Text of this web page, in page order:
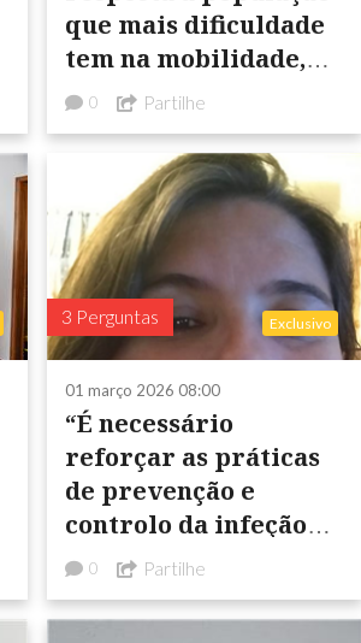
que mais dificuldade
tem na mobilidade,
nomeadamente, os
mais idosos que
residem em locais
com ...
0 Partilhe
3 Perguntas Exclusivo
01 março 2026 08:00
“É necessário
reforçar as práticas
de prevenção e
controlo da infeção
que já demonstraram
resultados positivos,
assegurando a sua ...
0 Partilhe